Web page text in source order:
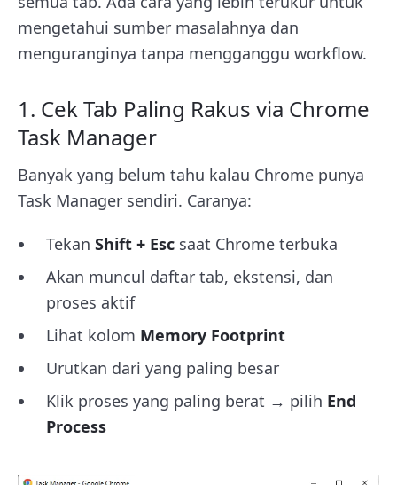
mengetahui sumber masalahnya dan
menguranginya tanpa mengganggu workflow.
1. Cek Tab Paling Rakus via Chrome
Task Manager
Banyak yang belum tahu kalau Chrome punya
Task Manager sendiri. Caranya:
Tekan Shift + Esc saat Chrome terbuka
Akan muncul daftar tab, ekstensi, dan
proses aktif
Lihat kolom Memory Footprint
Urutkan dari yang paling besar
Klik proses yang paling berat → pilih End
Process